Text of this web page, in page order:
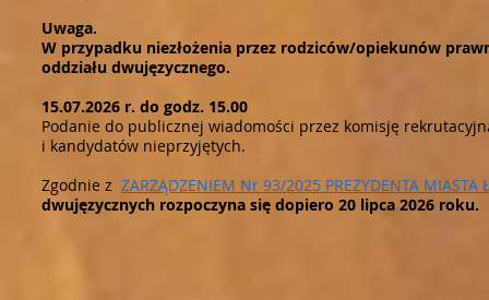
Uwaga.
W przypadku niezłożenia przez rodziców/opiekunów
oddziału dwujęzycznego.
15.07.2026 r. do godz. 15.00
Podanie do publicznej wiadomości przez komisję
i kandydatów nieprzyjętych.
Zgodnie z ZARZĄDZENIEM Nr 93/2025 PREZYDENTA MIASTA
dwujęzycznych rozpoczyna się dopiero 20 lipca 2026 roku.